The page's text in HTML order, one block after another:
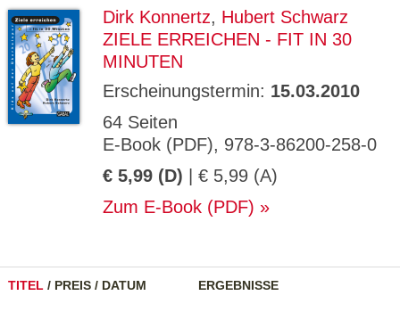
Dirk Konnertz, Hubert Schwarz
ZIELE ERREICHEN - FIT IN 30
MINUTEN
Erscheinungstermin: 15.03.2010
64 Seiten
E-Book (PDF), 978-3-86200-258-0
€ 5,99 (D) | € 5,99 (A)
Zum E-Book (PDF)
TITEL / PREIS / DATUM ERGEBNISSE